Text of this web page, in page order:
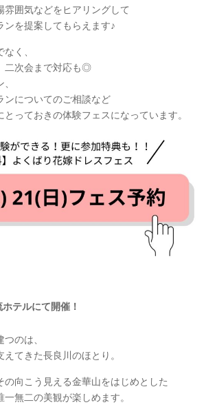
雰囲気などをヒアリングして
ンを提案してもらえます♪
く、
二次会まで対応も◎
ンについてのご相談など
っておきの体験フェスになっています。
テルにて開催！
のは、
てきた長良川のほとり。
の向こう見える金華山をはじめとした
無二の美観が楽しめます。